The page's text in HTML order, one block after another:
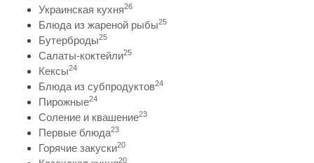
Украинская кухня26
Блюда из жареной рыбы25
Бутерброды25
Салаты-коктейли25
Кексы24
Блюда из субпродуктов24
Пирожные24
Соление и квашение23
Первые блюда23
Горячие закуски20
20